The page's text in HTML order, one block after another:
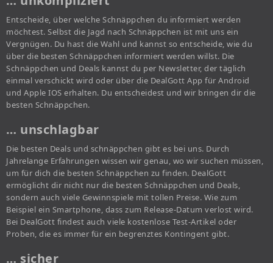
Entscheide, über welche Schnäppchen du informiert werden
möchtest. Selbst die Jagd nach Schnäppchen ist mit uns ein
Vergnügen. Du hast die Wahl und kannst so entscheide, wie du
über die besten Schnäppchen informiert werden willst. Die
Schnäppchen und Deals kannst du per Newsletter, der täglich
einmal verschickt wird oder über die DealGott App für Android
und Apple IOS erhalten. Du entscheidest und wir bringen dir die
besten Schnäppchen.
… unschlagbar
Die besten Deals und schnäppchen gibt es bei uns. Durch
Jahrelange Erfahrungen wissen wir genau, wo wir suchen müssen,
um für dich die besten Schnäppchen zu finden. DealGott
ermöglicht dir nicht nur die besten Schnäppchen und Deals,
sondern auch viele Gewinnspiele mit tollen Preise. Wie zum
Beispiel ein Smartphone, dass zum Release-Datum verlost wird.
Bei DealGott findest auch viele kostenlose Test-Artikel oder
Proben, die es immer für ein begrenztes Kontingent gibt.
… sicher